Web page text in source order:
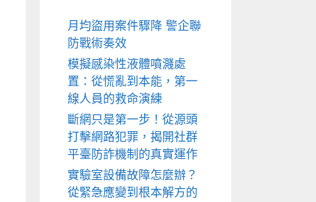
月均盜用案件驟降 警企聯
防戰術奏效
模擬感染性液體噴濺處
置：從慌亂到本能，第一
線人員的救命演練
斷網只是第一步！從源頭
打擊網路犯罪，揭開社群
平臺防詐機制的真實運作
實驗室設備故障怎麼辦？
從緊急應變到根本解方的